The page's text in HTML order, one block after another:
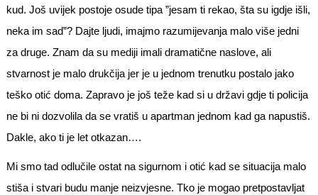
kud. Još uvijek postoje osude tipa ”jesam ti rekao, šta su igdje išli,
neka im sad”? Dajte ljudi, imajmo razumijevanja malo više jedni
za druge. Znam da su mediji imali dramatične naslove, ali
stvarnost je malo drukčija jer je u jednom trenutku postalo jako
teško otić doma. Zapravo je još teže kad si u državi gdje ti policija
ne bi ni dozvolila da se vratiš u apartman jednom kad ga napustiš.
Dakle, ako ti je let otkazan….
Mi smo tad odlučile ostat na sigurnom i otić kad se situacija malo
stiša i stvari budu manje neizvjesne. Tko je mogao pretpostavljat